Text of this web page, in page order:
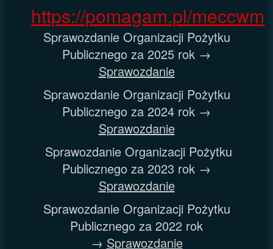
https://pomagam.pl/meccwm
Sprawozdanie Organizacji Pożytku
Publicznego za 2025 rok →
Sprawozdanie
Sprawozdanie Organizacji Pożytku
Publicznego za 2024 rok →
Sprawozdanie
Sprawozdanie Organizacji Pożytku
Publicznego za 2023 rok →
Sprawozdanie
Sprawozdanie Organizacji Pożytku
Publicznego za 2022 rok
→ Sprawozdanie